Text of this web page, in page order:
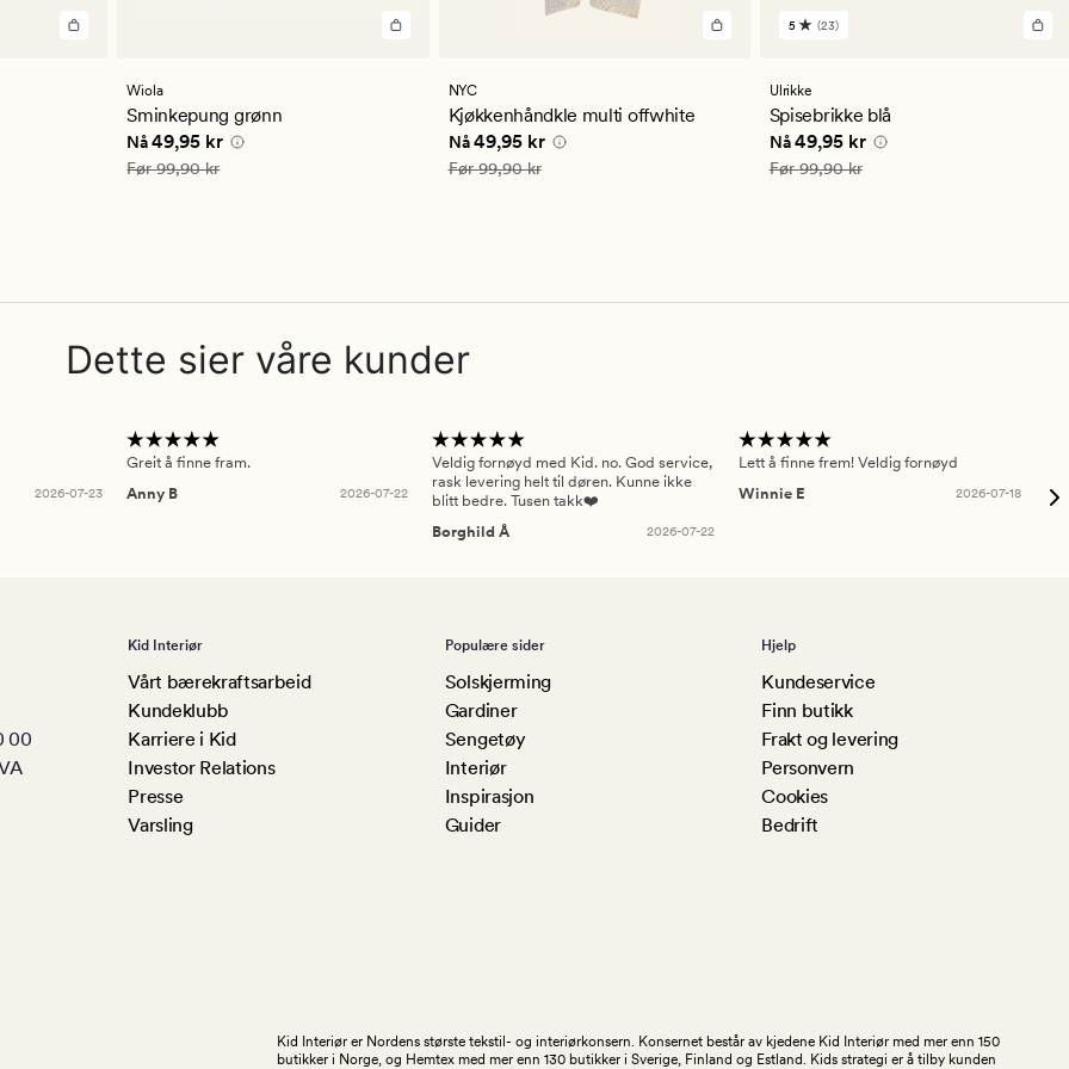
Wiola
Sminkepung grønn
Nåværende pris
Nå 49,95 kr
Vanlig pris 99,90 kr
Før99,90 kr
NYC
Kjøkkenhåndkle multi offwhite
Nåværende pris
Nå 49,95 kr
Vanlig pris 99,90 kr
Før99,90 kr
23
en
gjennomsnittlig
vurdering
på
5
5 (23)
Ulrikke
Spisebrikke blå
Nåværende pris
Nå 49,95 kr
Vanlig pris 99,90 kr
Før99,90 kr
Dette sier våre kunder
2026-07-23
Greit å finne fram.
Anny B
2026-07-22
Veldig fornøyd med Kid. no. God service,
rask levering helt til døren. Kunne ikke
blitt bedre. Tusen takk❤️
Borghild Å
2026-07-22
Lett å finne frem! Veldig fornøyd
Winnie E
2026-07-18
00
Kid Interiør
Vårt bærekraftsarbeid
Kundeklubb
Karriere i Kid
Investor Relations
Presse
Varsling
Populære sider
Solskjerming
Gardiner
Sengetøy
Interiør
Inspirasjon
Guider
Hjelp
Kundeservice
Finn butikk
Frakt og levering
Personvern
Cookies
Bedrift
Kid Interiør er Nordens største tekstil- og interiørkonsern. Konsernet består av kjedene Kid Interiør med mer enn 150
butikker i Norge, og Hemtex med mer enn 130 butikker i Sverige, Finland og Estland. Kids strategi er å tilby kunden